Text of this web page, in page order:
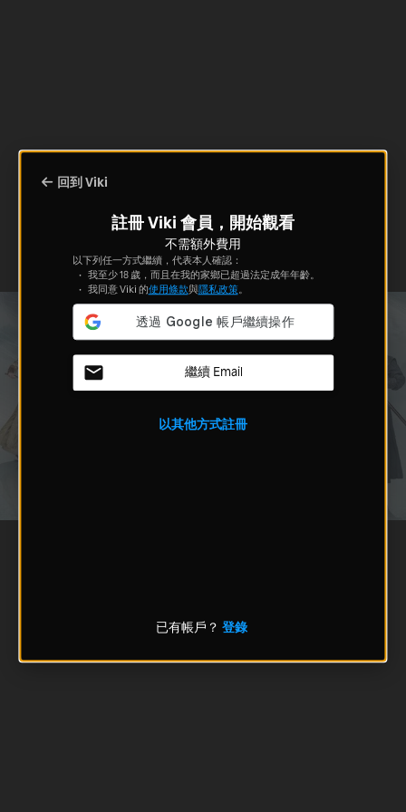
回到 Viki
註冊 Viki 會員，開始觀看
不需額外費用
以下列任一方式繼續，代表本人確認：
我至少 18 歲，而且在我的家鄉已超過法定成年年齡。
我同意 Viki 的使用條款與隱私政策。
繼續 Email
以其他方式註冊
已有帳戶？ 登錄